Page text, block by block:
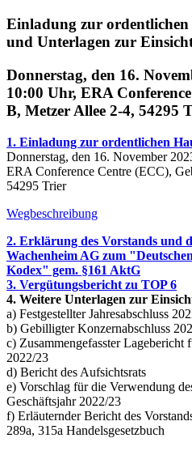
Einladung zur
und Unterlagen zur
Donnerstag, den 16.
10:00 Uhr, ERA
B, Metzer Allee 2-4, 54295
1. Einladung zur ordentlichen
Donnerstag, den 16. November
ERA Conference Centre (ECC),
54295 Trier
Wegbeschreibung
2. Erklärung des Vorstands und
Wachenheim AG zum
Kodex" gem. §161 AktG
3. Vergütungsbericht zu TOP 6
4. Weitere Unterlagen zur
a) Festgestellter Jahresabschluss
b) Gebilligter Konzernabschluss
c) Zusammengefasster
2022/23
d) Bericht des Aufsichtsrats
e) Vorschlag für die Verwendung
Geschäftsjahr 2022/23
f) Erläuternder Bericht des
289a, 315a Handelsgesetzbuch